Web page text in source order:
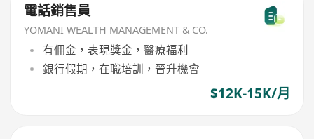
電話銷售員
YOMANI WEALTH MANAGEMENT & CO.
有佣金，表現獎金，醫療福利
銀行假期，在職培訓，晉升機會
$12K-15K/月